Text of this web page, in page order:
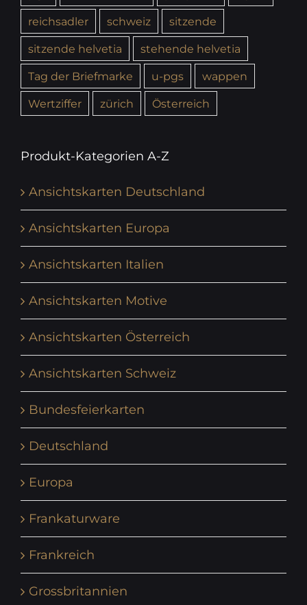
reichsadler
schweiz
sitzende
sitzende helvetia
stehende helvetia
Tag der Briefmarke
u-pgs
wappen
Wertziffer
zürich Österreich
Produkt-Kategorien A-Z
Ansichtskarten Deutschland
Ansichtskarten Europa
Ansichtskarten Italien
Ansichtskarten Motive
Ansichtskarten Österreich
Ansichtskarten Schweiz
Bundesfeierkarten
Deutschland
Europa
Frankaturware
Frankreich
Grossbritannien